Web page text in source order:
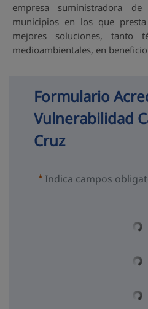
empresa suministradora
municipios en los que
mejores soluciones, tanto
medioambientales, en
Formulario
Vulnerabilidad
Cruz
Indica campos